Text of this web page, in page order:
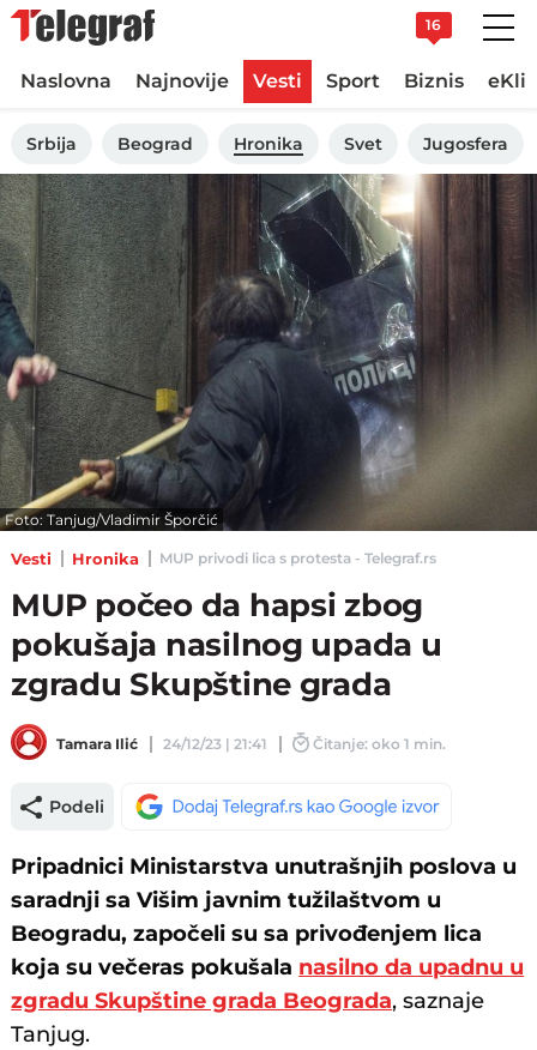
16
Naslovna Najnovije Vesti Sport Biznis
Srbija Beograd Hronika Svet Jugosfera
Foto: Tanjug/Vladimir Šporčić
Vesti Hronika MUP privodi lica s protesta - Telegraf.rs
MUP počeo da hapsi zbog
pokušaja nasilnog upada u
zgradu Skupštine grada
Tamara Ilić 24/12/23 | 21:41 Čitanje: oko 1 min.
Podeli
Pripadnici Ministarstva unutrašnjih poslova u
saradnji sa Višim javnim tužilaštvom u
Beogradu, započeli su sa privođenjem lica
koja su večeras pokušala nasilno da upadnu u
zgradu Skupštine grada Beograda, saznaje
Tanjug.